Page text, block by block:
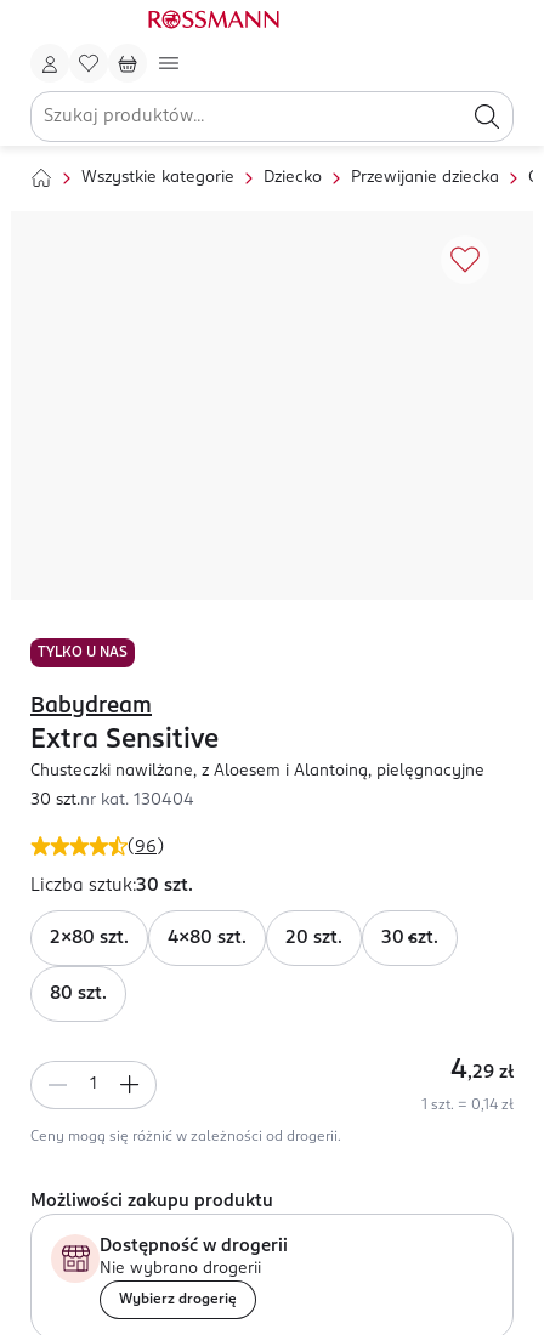
Wszystkie kategorie Dziecko Przewijanie dziecka
TYLKO U NAS
(96 )
Babydream
Extra Sensitive
Chusteczki nawilżane, z Aloesem i Alantoiną, pielęgnacyjne
30 szt.nr kat. 130404
Liczba sztuk:30 szt.
2x80 szt. 4x80 szt. 20 szt. 30 szt.
80 szt.
4,29 zł
1 szt. = 0,14 zł
Ceny mogą się różnić w zależności od drogerii.
Możliwości zakupu produktu
Dostępność w drogerii
Nie wybrano drogerii
Wybierz drogerię